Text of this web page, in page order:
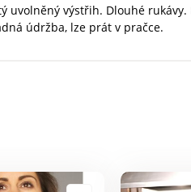
výstřih. Dlouhé rukávy.
údržba, lze prát v pračce.